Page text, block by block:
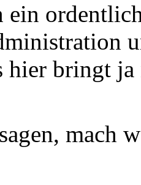
ein
hier bringt
mach